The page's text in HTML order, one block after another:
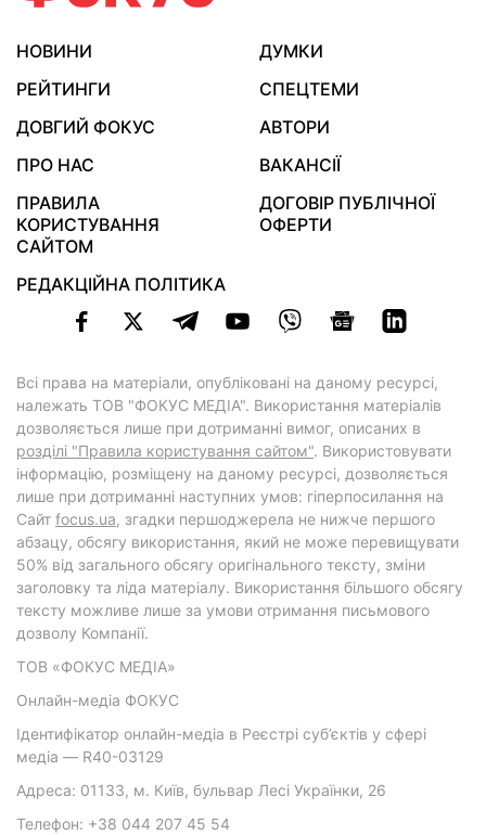
НОВИНИ
ДУМКИ
РЕЙТИНГИ
СПЕЦТЕМИ
ДОВГИЙ ФОКУС
АВТОРИ
ПРО НАС
ВАКАНСІЇ
ПРАВИЛА
КОРИСТУВАННЯ
САЙТОМ
ДОГОВІР ПУБЛІЧНОЇ
ОФЕРТИ
РЕДАКЦІЙНА ПОЛІТИКА
Всі права на матеріали, опубліковані на даному ресурсі,
належать ТОВ "ФОКУС МЕДІА". Використання матеріалів
дозволяється лише при дотриманні вимог, описаних в
розділі "Правила користування сайтом". Використовувати
інформацію, розміщену на даному ресурсі, дозволяється
лише при дотриманні наступних умов: гіперпосилання на
Cайт focus.ua, згадки першоджерела не нижче першого
абзацу, обсягу використання, який не може перевищувати
50% від загального обсягу оригінального тексту, зміни
заголовку та ліда матеріалу. Використання більшого обсягу
тексту можливе лише за умови отримання письмового
дозволу Компанії.
ТОВ «ФОКУС МЕДІА»
Онлайн-медіа ФОКУС
Ідентифікатор онлайн-медіа в Реєстрі суб’єктів у сфері
медіа — R40-03129
Адреса: 01133, м. Київ, бульвар Лесі Українки, 26
Телефон: +38 044 207 45 54